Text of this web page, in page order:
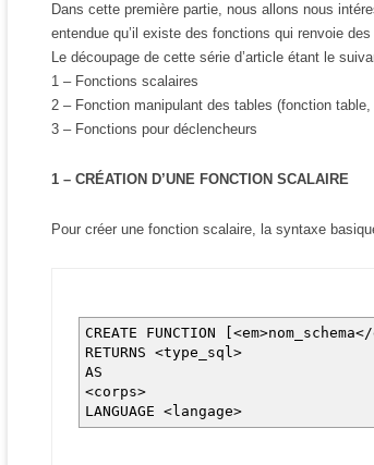
Dans cette première partie, nous allons nous
entendue qu’il existe des fonctions qui renvoie
Le découpage de cette série d’article étant le
1 – Fonctions scalaires
2 – Fonction manipulant des tables (fonction
3 – Fonctions pour déclencheurs
1 – CRÉATION D’UNE FONCTION SCALAIRE
Pour créer une fonction scalaire, la syntaxe
CREATE FUNCTION
RETURNS <type_sql>
AS
<corps>
LANGUAGE <langage>